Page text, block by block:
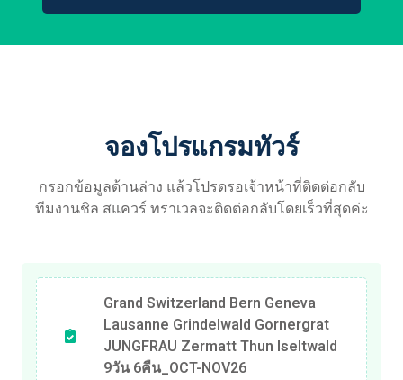
จองโปรแกรมทัวร์
กรอกข้อมูลด้านล่าง แล้วโปรดรอเจ้าหน้าที่ติดต่อกลับ
ทีมงานชิล สแควร์ ทราเวลจะติดต่อกลับโดยเร็วที่สุดค่ะ
Grand Switzerland Bern Geneva
Lausanne Grindelwald Gornergrat
JUNGFRAU Zermatt Thun Iseltwald
9วัน 6คืน_OCT-NOV26